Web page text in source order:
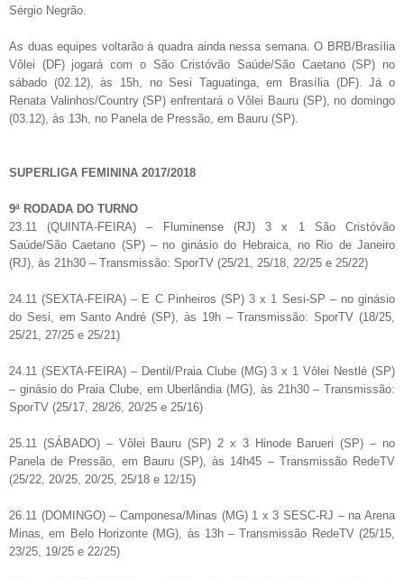
Sérgio Negrão.
As duas equipes voltarão à quadra ainda nessa semana. O BRB/Brasília
Vôlei (DF) jogará com o São Cristóvão Saúde/São Caetano (SP) no
sábado (02.12), às 15h, no Sesi Taguatinga, em Brasília (DF). Já o
Renata Valinhos/Country (SP) enfrentará o Vôlei Bauru (SP), no domingo
(03.12), às 13h, no Panela de Pressão, em Bauru (SP).
SUPERLIGA FEMININA 2017/2018
9ª RODADA DO TURNO
23.11 (QUINTA-FEIRA) – Fluminense (RJ) 3 x 1 São Cristóvão
Saúde/São Caetano (SP) – no ginásio do Hebraica, no Rio de Janeiro
(RJ), às 21h30 – Transmissão: SporTV (25/21, 25/18, 22/25 e 25/22)
24.11 (SEXTA-FEIRA) – E C Pinheiros (SP) 3 x 1 Sesi-SP – no ginásio
do Sesi, em Santo André (SP), às 19h – Transmissão: SporTV (18/25,
25/21, 27/25 e 25/21)
24.11 (SEXTA-FEIRA) – Dentil/Praia Clube (MG) 3 x 1 Vôlei Nestlé (SP)
– ginásio do Praia Clube, em Uberlândia (MG), às 21h30 – Transmissão:
SporTV (25/17, 28/26, 20/25 e 25/16)
25.11 (SÁBADO) – Vôlei Bauru (SP) 2 x 3 Hinode Barueri (SP) – no
Panela de Pressão, em Bauru (SP), às 14h45 – Transmissão RedeTV
(25/22, 20/25, 20/25, 25/18 e 12/15)
26.11 (DOMINGO) – Camponesa/Minas (MG) 1 x 3 SESC-RJ – na Arena
Minas, em Belo Horizonte (MG), às 13h – Transmissão RedeTV (25/15,
23/25, 19/25 e 22/25)